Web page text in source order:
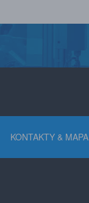
KONTAKTY & MAPA